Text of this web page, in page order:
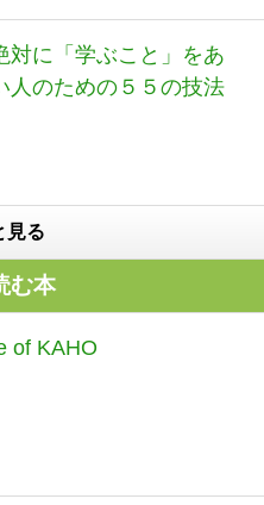
に「学ぶこと」をあ
人のための５５の技法
見る
む本
of KAHO